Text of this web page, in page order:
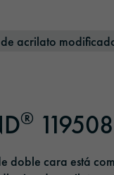
de acrilato
® 119508
doble cara está